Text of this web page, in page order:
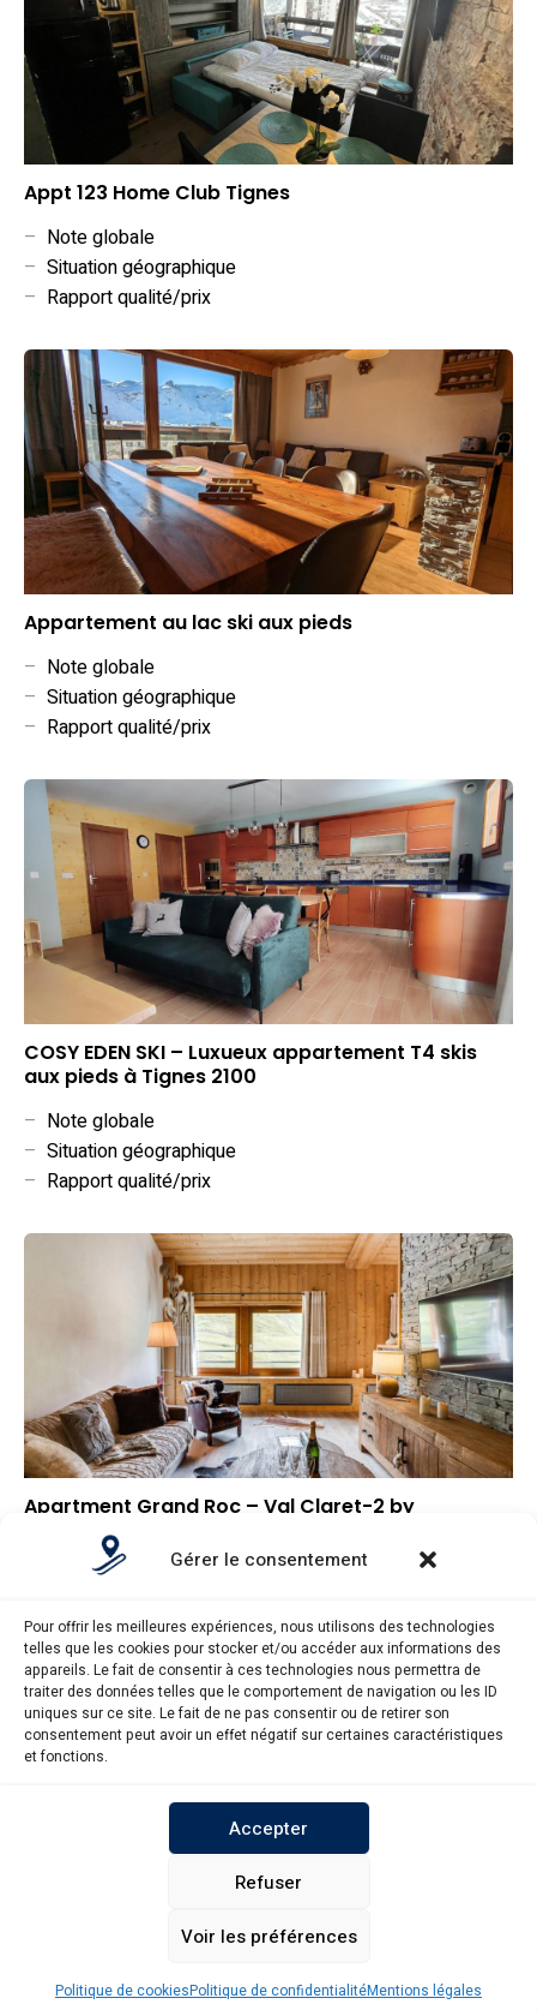
Gérer le consentement
Pour offrir les meilleures expériences, nous utilisons des technologies
telles que les cookies pour stocker et/ou accéder aux informations des
appareils. Le fait de consentir à ces technologies nous permettra de
traiter des données telles que le comportement de navigation ou les ID
uniques sur ce site. Le fait de ne pas consentir ou de retirer son
consentement peut avoir un effet négatif sur certaines caractéristiques
et fonctions.
Accepter
Refuser
Voir les préférences
Politique de cookiesPolitique de confidentialitéMentions légales
Réserver sur Booking.com
Appt 123 Home Club Tignes
– Note globale
– Situation géographique
– Rapport qualité/prix
Appartement au lac ski aux pieds
– Note globale
– Situation géographique
– Rapport qualité/prix
COSY EDEN SKI – Luxueux appartement T4 skis
aux pieds à Tignes 2100
– Note globale
– Situation géographique
– Rapport qualité/prix
Apartment Grand Roc – Val Claret-2 by
Interhome
Note globale
–Rapport qualité/prix
Pieddespistes.fr © Copyright 2025. Tous droits réservés.
POLITIQUE DE CONFIDENTIALITÉ
POLITIQUE DE COOKIES (UE) NOUS CONTACTER